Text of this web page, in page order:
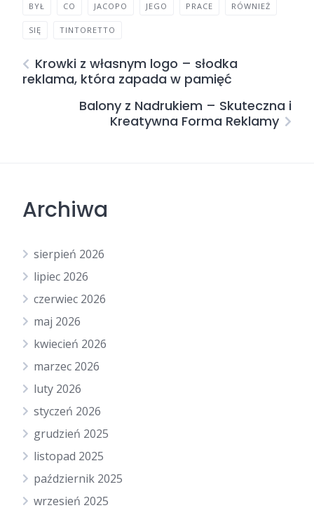
BYŁ CO JACOPO JEGO PRACE RÓWNIEŻ
SIĘ TINTORETTO
Krowki z własnym logo – słodka
reklama, która zapada w pamięć
Balony z Nadrukiem – Skuteczna i
Kreatywna Forma Reklamy
Archiwa
sierpień 2026
lipiec 2026
czerwiec 2026
maj 2026
kwiecień 2026
marzec 2026
luty 2026
styczeń 2026
grudzień 2025
listopad 2025
październik 2025
wrzesień 2025